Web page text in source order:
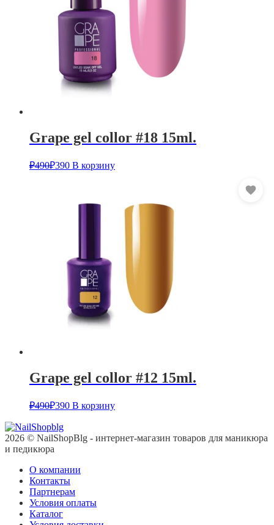
Grape gel collor #18 15ml.
₽490₽390 В корзину
Grape gel collor #12 15ml.
₽490₽390 В корзину
2026 © NailShopBlg - интернет-магазин товаров для маникюра
и педикюра
О компании
Контакты
Партнерам
Условия оплаты
Каталог